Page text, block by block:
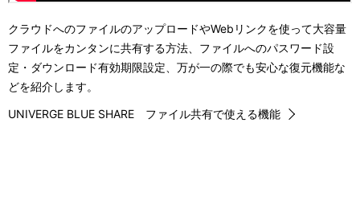
クラウドへのファイルのアップロードやWebリンクを使って大容量
ファイルをカンタンに共有する方法、ファイルへのパスワード設
定・ダウンロード有効期限設定、万が一の際でも安心な復元機能な
どを紹介します。
UNIVERGE BLUE SHARE ファイル共有で使える機能